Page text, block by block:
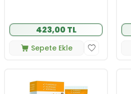
423,00 TL
Sepete Ekle